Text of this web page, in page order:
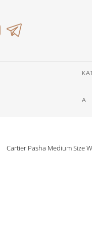
A
Cartier Pasha Medium Size